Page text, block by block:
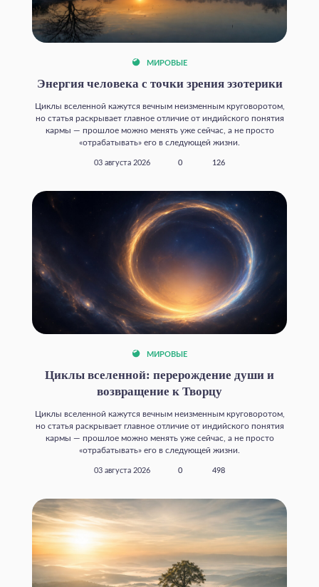
МИРОВЫЕ
Энергия человека с точки зрения эзотерики
Циклы вселенной кажутся вечным неизменным круговоротом,
но статья раскрывает главное отличие от индийского понятия
кармы — прошлое можно менять уже сейчас, а не просто
«отрабатывать» его в следующей жизни.
03 августа 2026 0 126
МИРОВЫЕ
Циклы вселенной: перерождение души и
возвращение к Творцу
Циклы вселенной кажутся вечным неизменным круговоротом,
но статья раскрывает главное отличие от индийского понятия
кармы — прошлое можно менять уже сейчас, а не просто
«отрабатывать» его в следующей жизни.
03 августа 2026 0 498